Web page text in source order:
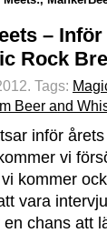
–
Rock
Tags:
Beer and
inför årets
vi
kommer
vara
chans att